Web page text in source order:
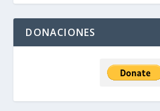
DONACIONES